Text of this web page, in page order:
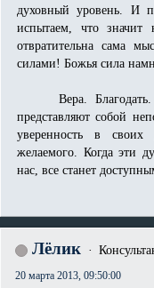
духовный уровень. И
испытаем, что значит
отвратительна сама
силами! Божья сила
Вера. Благодать.
представляют собой
уверенность в своих
желаемого. Когда эти
нас, все станет
Лёлик
20 марта 2013, 09:50:00